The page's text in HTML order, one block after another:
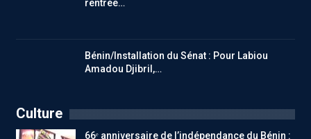
rentrée…
Bénin/Installation du Sénat : Pour Labiou
Amadou Djibril,…
Culture
66ᵉ anniversaire de l’indépendance du Bénin :